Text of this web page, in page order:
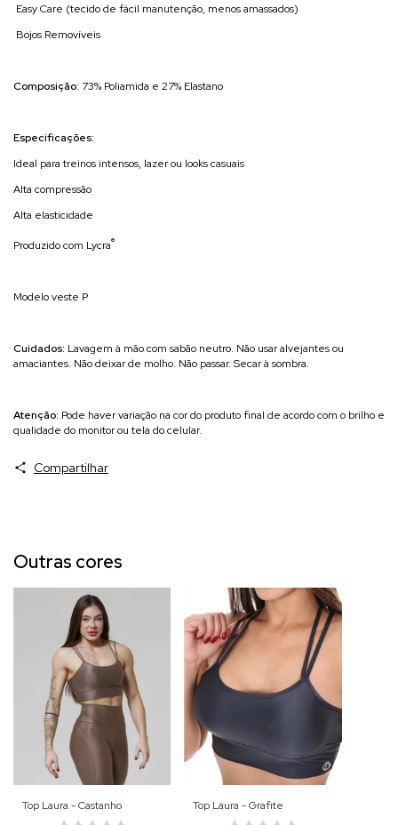
Easy Care (tecido de fácil manutenção, menos amassados)
Bojos Removíveis
Composição: 73% Poliamida e 27% Elastano
Especificações:
Ideal para treinos intensos, lazer ou looks casuais
Alta compressão
Alta elasticidade
Produzido com Lycra®
Modelo veste P
Cuidados: Lavagem à mão com sabão neutro. Não usar alvejantes ou
amaciantes. Não deixar de molho. Não passar. Secar à sombra.
Atenção: Pode haver variação na cor do produto final de acordo com o brilho e
qualidade do monitor ou tela do celular.
Compartilhar
Outras cores
Top Laura - Castanho Top Laura - Grafite